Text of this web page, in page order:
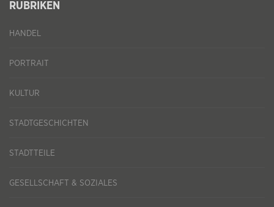
RUBRIKEN
HANDEL
PORTRAIT
KULTUR
STADTGESCHICHTEN
STADTTEILE
GESELLSCHAFT & SOZIALES